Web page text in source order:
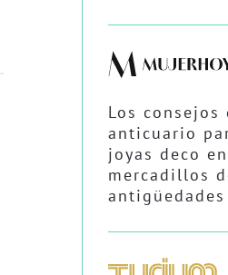
Los
anticuario
joyas deco
mercadillos